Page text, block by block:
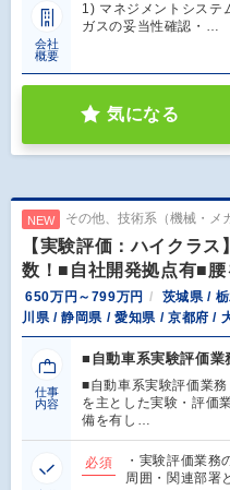
会社
概要
1) マネジメントシス
ガスの妥当性確認・…
気になる
NEW その他、技術系（機械・メ
【実験評価：ハイクラ
数！■自社開発拠点有■
650万円～799万円
茨城県 /
川県 / 静岡県 / 愛知県 / 京都府 /
仕事
内容
■自動車系実験評価業
■自動車系実験評価業
を主とした実験・評価
備を有し…
必須
・実験評価業務
周囲・関連部署